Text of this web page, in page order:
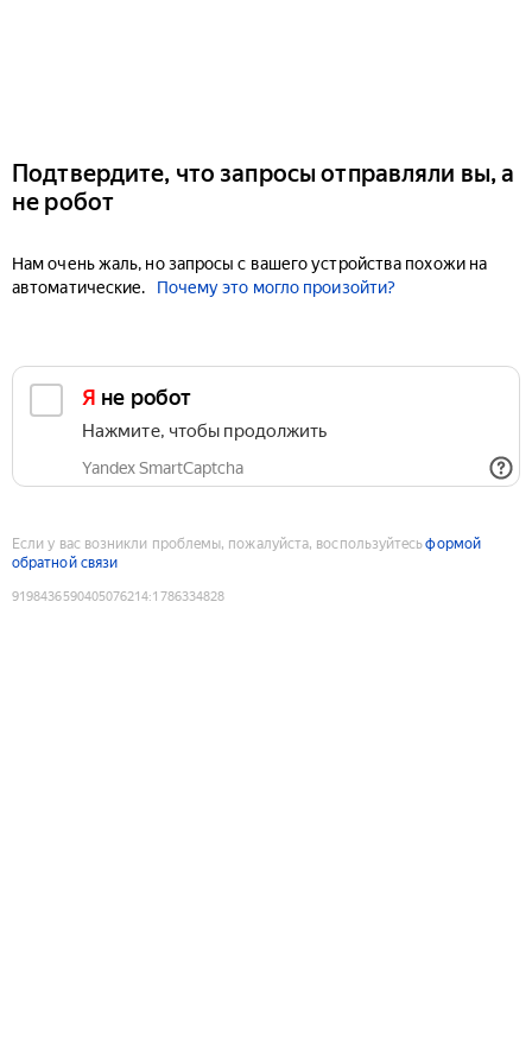
Подтвердите, что запросы отправляли вы, а
не робот
Нам очень жаль, но запросы с вашего устройства похожи на
автоматические.
Почему это могло произойти?
Я не робот
Нажмите, чтобы продолжить
Yandex SmartCaptcha
Если у вас возникли проблемы, пожалуйста, воспользуйтесьформой
обратной связи
9198436590405076214:1786334828